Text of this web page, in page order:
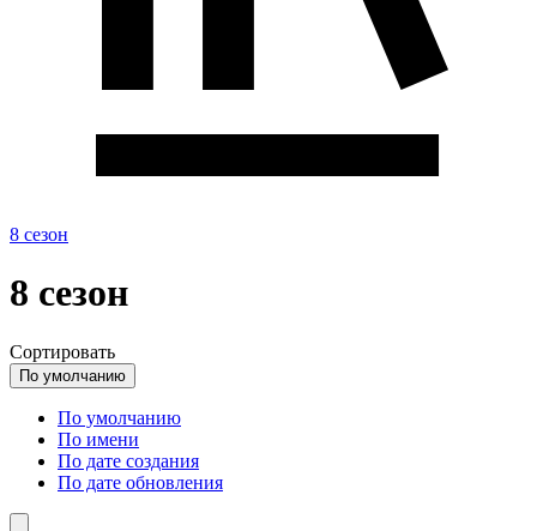
8 сезон
8 сезон
Сортировать
По умолчанию
По умолчанию
По имени
По дате создания
По дате обновления